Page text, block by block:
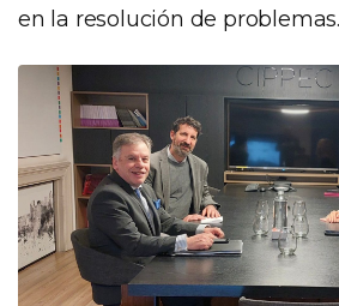
en la resolución de problemas.